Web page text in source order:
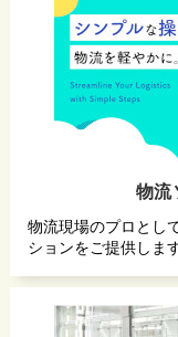
物流
物流現場のプロとし
ションをご提供しま